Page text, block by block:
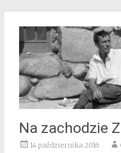
Na zachodzie
14 października 2016